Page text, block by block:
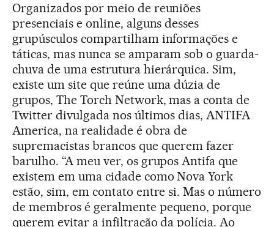
Organizados por meio de reuniões
presenciais e online, alguns desses
grupúsculos compartilham informações e
táticas, mas nunca se amparam sob o guarda-
chuva de uma estrutura hierárquica. Sim,
existe um site que reúne uma dúzia de
grupos, The Torch Network, mas a conta de
Twitter divulgada nos últimos dias, ANTIFA
America, na realidade é obra de
supremacistas brancos que querem fazer
barulho. “A meu ver, os grupos Antifa que
existem em uma cidade como Nova York
estão, sim, em contato entre si. Mas o número
de membros é geralmente pequeno, porque
querem evitar a infiltração da polícia. Ao